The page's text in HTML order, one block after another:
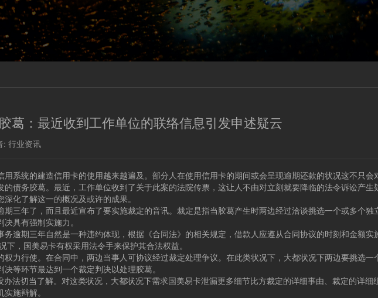
葛：最近收到工作单位的联络信息引发申述疑云
: 行业资讯
统的建造信用卡的使用越来越遍及。部分人在使用信用卡的期间或会呈现逾期还款的状况这不只会
债务胶葛。最近，工作单位收到了关于此案的法院传票，这让人不由对立刻就要降临的法令诉讼产
化了解这一的概况及或许的成果。
年了，而且最近宣布了要实施裁定的音讯。裁定是指当胶葛产生时两边经过洽谈挑选一个或多个独
具有强制实施力。
期三年自然是一种违约体现，根据《合同法》的相关规定，借款人应遵从合同协议的时刻和金额实
，国美易卡有权采用法令手来保护其合法权益。
行使。在合同中，两边当事人可协议经过裁定处理争议。在此类状况下，大都状况下两边要挑选一
等环节最达到一个裁定判决以处理胶葛。
切当了解。对这类状况，大都状况下需求国美易卡泄漏更多细节比方裁定的详细事由、裁定的详细
施辩解。